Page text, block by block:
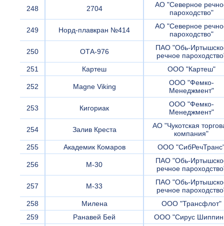
248 2704
АО "Северное
пароходство"
249 Норд-плавкран №414
АО "Северное
пароходство"
250 ОТА-976
ПАО "Обь-
речное
251
Картеш ООО "Картеш"
252 Magne Viking
ООО "Фемко-
Менеджмент"
253 Кигориак
ООО "Фемко-
Менеджмент"
254 Залив Креста
АО "Чукотская
компания"
255
Академик Комаров ООО
256 М-30
ПАО "Обь-
речное
257 М-33
ПАО "Обь-
речное
258
Милена
ООО "Трансфлот"
259
Ранавей Бей ООО "Сирус